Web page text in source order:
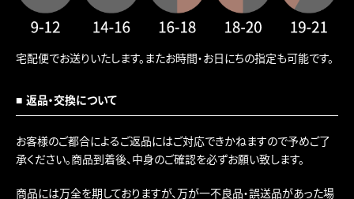
宅配便でお送りいたします。またお時間・お日にちの指定も可能です。
返品・交換について
お客様のご都合によるご返品にはご対応できかねますので予めご了
承ください。商品到着後、中身のご確認を必ずお願い致します。
商品には万全を期しておりますが、万が一不良品・誤送品があった場